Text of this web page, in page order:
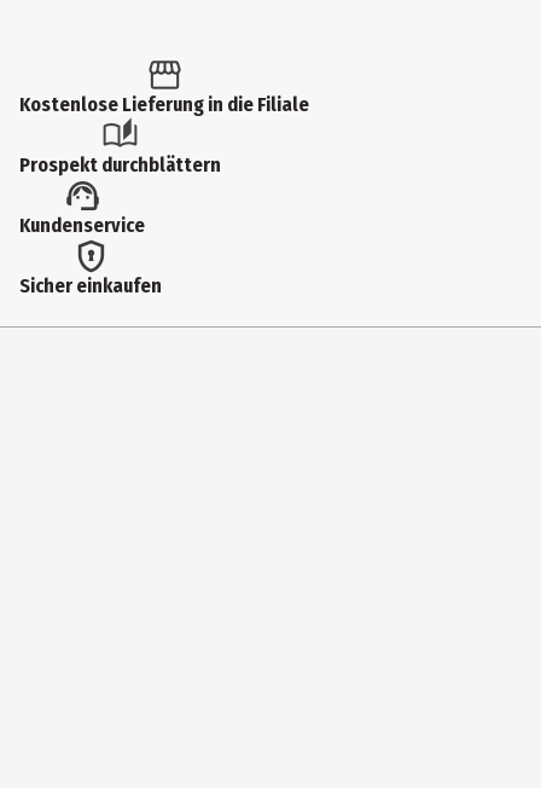
Kostenlose Lieferung in die Filiale
Prospekt durchblättern
Kundenservice
Sicher einkaufen